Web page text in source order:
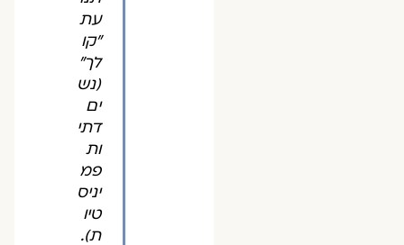
עת
"קו
לך"
(נש
ים
דתי
ות
פמ
יניס
טיו
ת).